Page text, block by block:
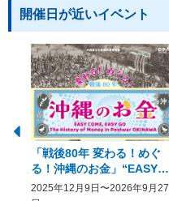
開催日が近いイベント
「戦後80年 変わる！めぐ
る！沖縄のお金」“EASY
COME, EASY GO － The
2025年12月9日〜2026年9月27